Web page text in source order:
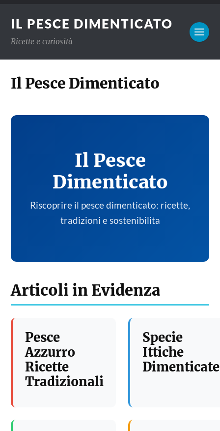
IL PESCE DIMENTICATO
Ricette e curiosità
Il Pesce Dimenticato
Il Pesce
Dimenticato
Riscoprire il pesce dimenticato: ricette,
tradizioni e sostenibilita
Articoli in Evidenza
Pesce
Azzurro
Ricette
Tradizionali
Specie
Ittiche
Dimenticate